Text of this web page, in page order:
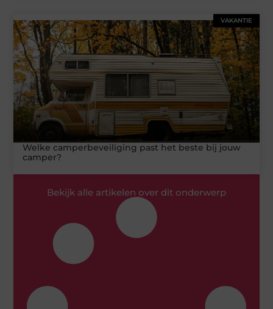
VAKANTIE
Welke camperbeveiliging past het beste bij jouw
camper?
Bekijk alle artikelen over dit onderwerp